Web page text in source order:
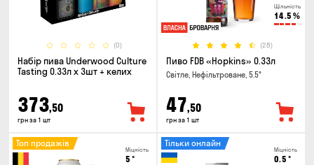
(0)
Набір пива Underwood Culture
Tasting 0.33л x 3шт + келих
373,50
грн за 1 шт
Щільність
14.5 %
(28)
Пиво FDB «Hopkins» 0.33л
Світле, Нефільтроване, 5.5°
47,50
грн за 1 шт
Міцність
5 °
Топ продажів
Міцність
0.5 °
Тільки онлайн